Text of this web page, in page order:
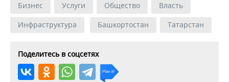
Бизнес Услуги Общество
Власть
Инфраструктура
Башкортостан Татарстан
Поделитесь в соцсетях